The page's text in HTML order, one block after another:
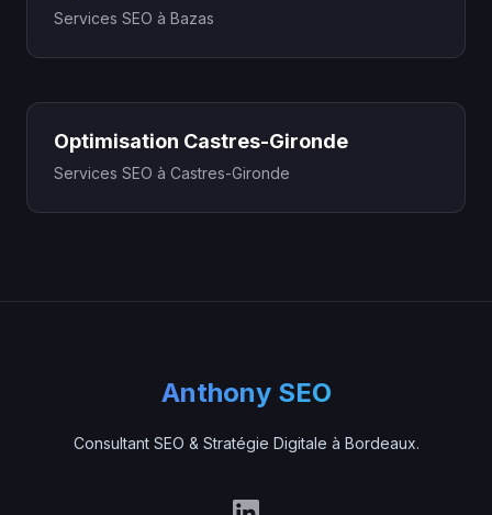
Services SEO à Bazas
Optimisation Castres-Gironde
Services SEO à Castres-Gironde
Anthony SEO
Consultant SEO & Stratégie Digitale à Bordeaux.